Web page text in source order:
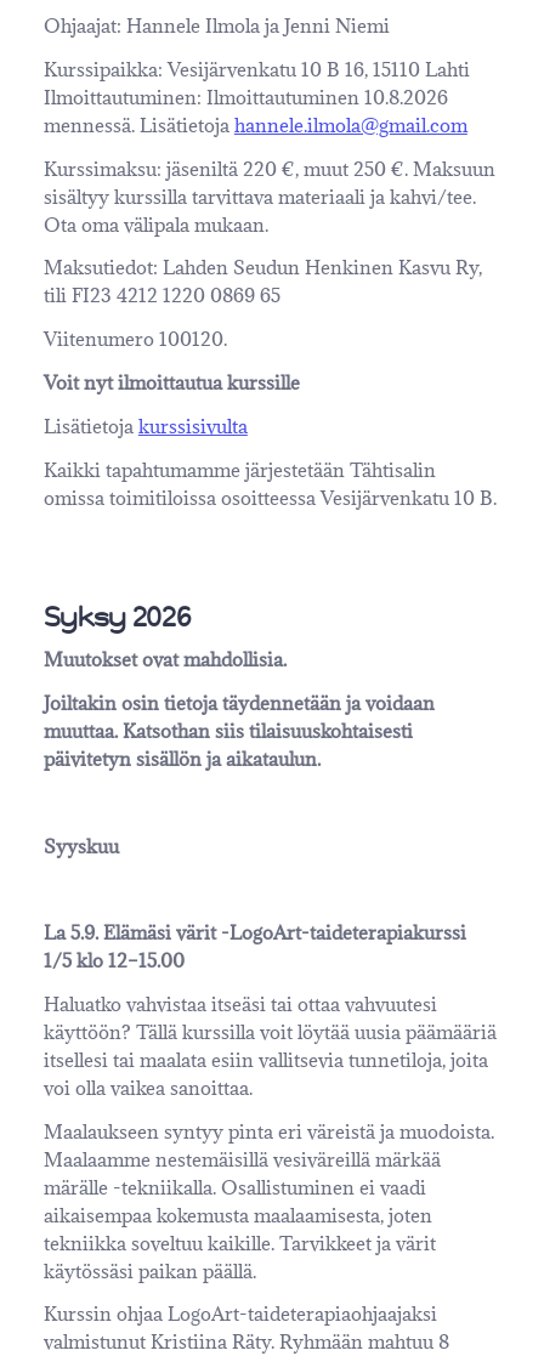
Ohjaajat: Hannele Ilmola ja Jenni Niemi
Kurssipaikka: Vesijärvenkatu 10 B 16, 15110 Lahti
Ilmoittautuminen: Ilmoittautuminen 10.8.2026
mennessä. Lisätietoja hannele.ilmola@gmail.com
Kurssimaksu: jäseniltä 220 €, muut 250 €. Maksuun
sisältyy kurssilla tarvittava materiaali ja kahvi/tee.
Ota oma välipala mukaan.
Maksutiedot: Lahden Seudun Henkinen Kasvu Ry,
tili FI23 4212 1220 0869 65
Viitenumero 100120.
Voit nyt ilmoittautua kurssille
Lisätietoja kurssisivulta
Kaikki tapahtumamme järjestetään Tähtisalin
omissa toimitiloissa osoitteessa Vesijärvenkatu 10 B.
Syksy 2026
Muutokset ovat mahdollisia.
Joiltakin osin tietoja täydennetään ja voidaan
muuttaa. Katsothan siis tilaisuuskohtaisesti
päivitetyn sisällön ja aikataulun.
Syyskuu
La 5.9. Elämäsi värit -LogoArt-taideterapiakurssi
1/5 klo 12–15.00
Haluatko vahvistaa itseäsi tai ottaa vahvuutesi
käyttöön? Tällä kurssilla voit löytää uusia päämääriä
itsellesi tai maalata esiin vallitsevia tunnetiloja, joita
voi olla vaikea sanoittaa.
Maalaukseen syntyy pinta eri väreistä ja muodoista.
Maalaamme nestemäisillä vesiväreillä märkää
märälle -tekniikalla. Osallistuminen ei vaadi
aikaisempaa kokemusta maalaamisesta, joten
tekniikka soveltuu kaikille. Tarvikkeet ja värit
käytössäsi paikan päällä.
Kurssin ohjaa LogoArt-taideterapiaohjaajaksi
valmistunut Kristiina Räty. Ryhmään mahtuu 8